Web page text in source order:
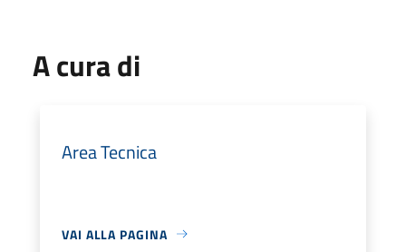
A cura di
Area Tecnica
VAI ALLA PAGINA